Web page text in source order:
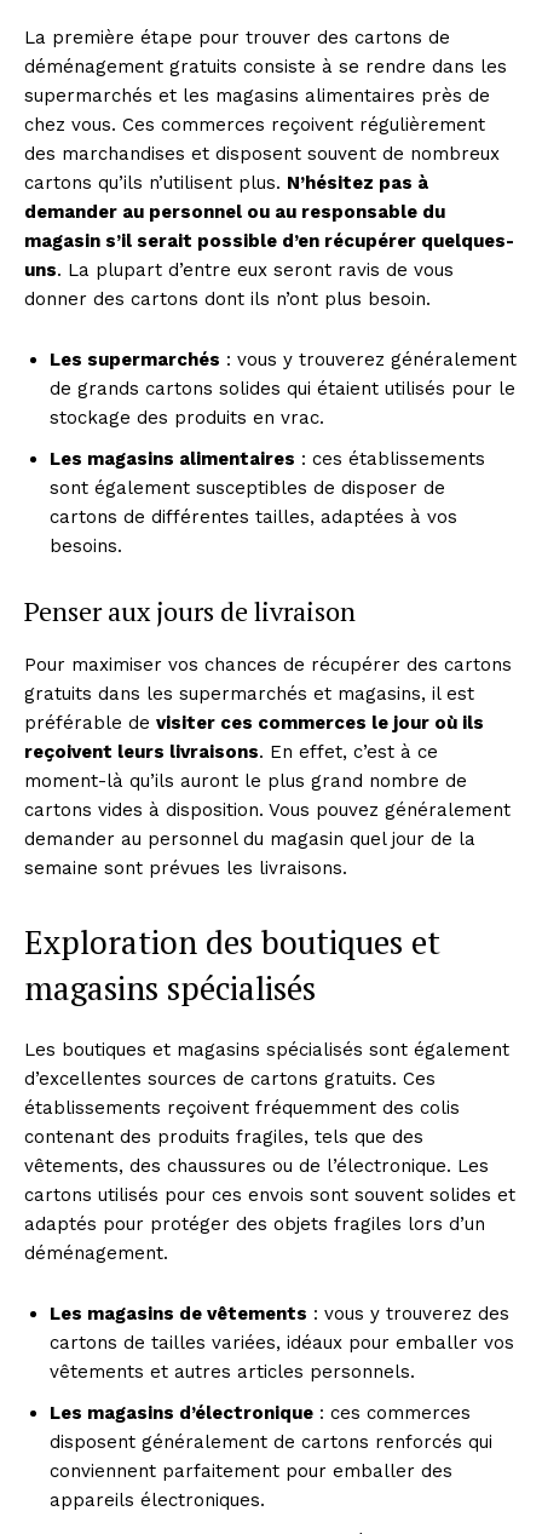
La première étape pour trouver des cartons de
déménagement gratuits consiste à se rendre dans les
supermarchés et les magasins alimentaires près de
chez vous. Ces commerces reçoivent régulièrement
des marchandises et disposent souvent de nombreux
cartons qu’ils n’utilisent plus. N’hésitez pas à
demander au personnel ou au responsable du
magasin s’il serait possible d’en récupérer quelques-
uns. La plupart d’entre eux seront ravis de vous
donner des cartons dont ils n’ont plus besoin.
Les supermarchés : vous y trouverez généralement
de grands cartons solides qui étaient utilisés pour le
stockage des produits en vrac.
Les magasins alimentaires : ces établissements
sont également susceptibles de disposer de
cartons de différentes tailles, adaptées à vos
besoins.
Penser aux jours de livraison
Pour maximiser vos chances de récupérer des cartons
gratuits dans les supermarchés et magasins, il est
préférable de visiter ces commerces le jour où ils
reçoivent leurs livraisons. En effet, c’est à ce
moment-là qu’ils auront le plus grand nombre de
cartons vides à disposition. Vous pouvez généralement
demander au personnel du magasin quel jour de la
semaine sont prévues les livraisons.
Exploration des boutiques et
magasins spécialisés
Les boutiques et magasins spécialisés sont également
d’excellentes sources de cartons gratuits. Ces
établissements reçoivent fréquemment des colis
contenant des produits fragiles, tels que des
vêtements, des chaussures ou de l’électronique. Les
cartons utilisés pour ces envois sont souvent solides et
adaptés pour protéger des objets fragiles lors d’un
déménagement.
Les magasins de vêtements : vous y trouverez des
cartons de tailles variées, idéaux pour emballer vos
vêtements et autres articles personnels.
Les magasins d’électronique : ces commerces
disposent généralement de cartons renforcés qui
conviennent parfaitement pour emballer des
appareils électroniques.